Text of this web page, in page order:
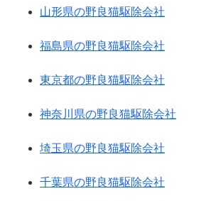
山形県の野良猫駆除会社
福島県の野良猫駆除会社
東京都の野良猫駆除会社
神奈川県の野良猫駆除会社
埼玉県の野良猫駆除会社
千葉県の野良猫駆除会社